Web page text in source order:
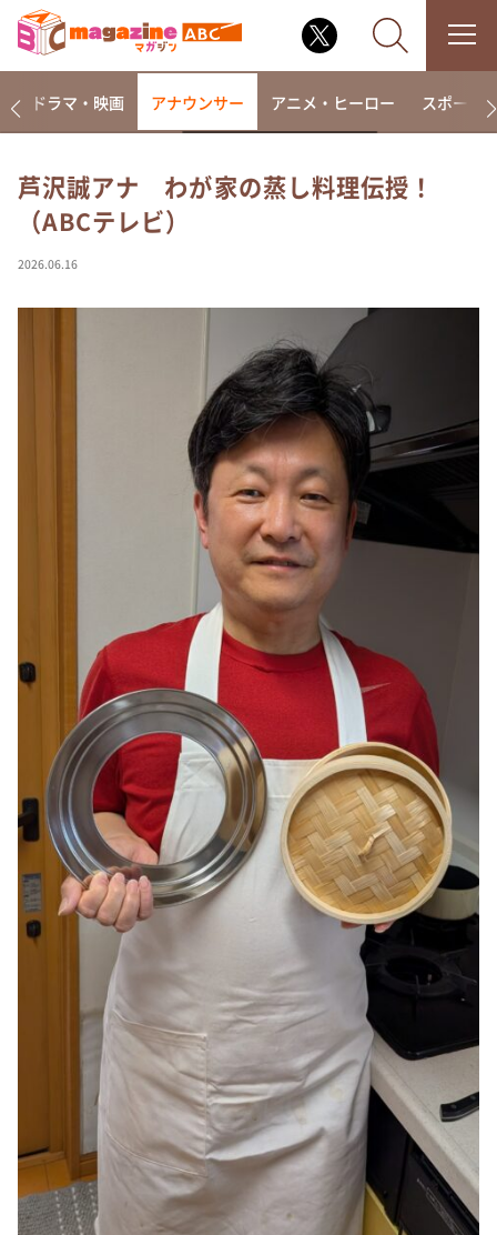
なるみ・岡村の過ぎるTV
相席食堂
～人生密着トークバラエティ！～ やすとものいたっ
探偵！ナイトスクープ
河合＆A.B.C-Z塚田×福井アナ「なんでやねん！？」
（news おかえり）
DAIGOも台所 ～きょうの献立 何にする？～
本日はダイアンなり！シーズン２
朝だ！生です旅サラダ
教えて！ニュースライブ 正義のミカタ
ＬＩＦＥ～夢のカタチ～
新婚さんいらっしゃい！
ポツンと一軒家
ザキ山小屋本館
ぺこぱのまるスポ
アナ回覧板
ドラマ・映画 アナウンサー アニメ・ヒーロー スポーツ
芦沢誠アナ わが家の蒸し料理伝授！
（ABCテレビ）
2026.06.16